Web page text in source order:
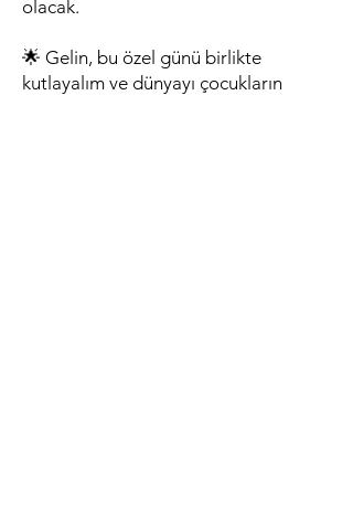
olacak.
🌟 Gelin, bu özel günü birlikte
kutlayalım ve dünyayı çocukların